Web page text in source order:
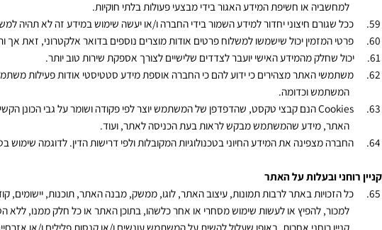
ומדיניות פרטיות
תעשה מאמץ סביר לשמור את פרטי המשתמשים ולא למסורם לצדדים שלישיים, כל עוד אין
או חשיפת המידע האגור בידי מבצעי פעולות בלתי חוקיות.
שגורם חיצוני יחדור למידע השמור בידי החברה ו/או יעשה שימוש במידע זה לא תהיה
המזמין יכול שישמשו למשלוח פרטים אודות מוצרים נוספים בדואר אלקטרוני, זאת אך ורק
שחלק מהמידע האישי יועבר לצדדים שלישיים לצורך אספקת שירות טוב יותר.
האתר מצהירים כי ידוע להם כי החברה אוספת מידע סטטיסטי אודות פעילות משתמשיה
הנם קבצי טקסט, שהדפדפן של המשתמש יוצר לפי פקודה ושומר על גבי הכונן
מידע שהמשתמש מבקש לראות בעת הכניסה לאתר, ועוד.
מצפינה את המידע החיוני בטכנולוגיות המקובלות ולפי דרישות הדין. לדוגמה שימוש